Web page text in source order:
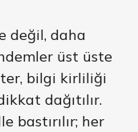
değil, daha
üst üste
bilgi kirliliği
dağıtılır.
bastırılır; her